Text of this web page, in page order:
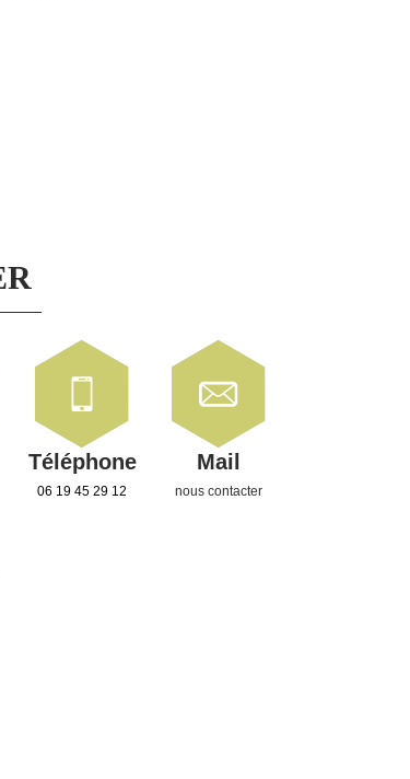
Téléphone
06 19 45 29 12
Mail
nous contacter